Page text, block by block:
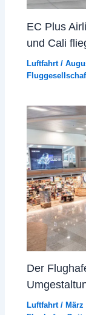
EC Plus
und Cali
Luftfahrt/
Der
Luftfahrt/